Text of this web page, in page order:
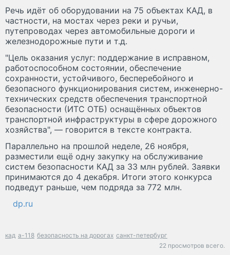
Речь идёт об оборудовании на 75 объектах КАД, в
частности, на мостах через реки и ручьи,
путепроводах через автомобильные дороги и
железнодорожные пути и т.д.
"Цель оказания услуг: поддержание в исправном,
работоспособном состоянии, обеспечение
сохранности, устойчивого, бесперебойного и
безопасного функционирования систем, инженерно-
технических средств обеспечения транспортной
безопасности (ИТС ОТБ) оснащённых объектов
транспортной инфраструктуры в сфере дорожного
хозяйства", — говорится в тексте контракта.
Параллельно на прошлой неделе, 26 ноября,
разместили ещё одну закупку на обслуживание
систем безопасности КАД за 33 млн рублей. Заявки
принимаются до 4 декабря. Итоги этого конкурса
подведут раньше, чем подряда за 772 млн.
dp.ru
кад а-118 безопасность на дорогах санкт-петербург
22 просмотров всего.